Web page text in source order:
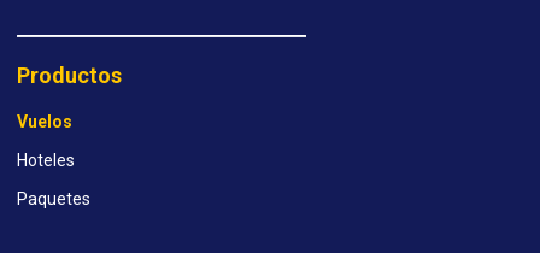
Productos
Vuelos
Hoteles
Paquetes